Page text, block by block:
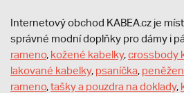
Internetový obchod KABEA.cz je
správné modní doplňky pro dámy i
rameno, kožené kabelky,crossbody
lakované kabelky, psaníčka,
rameno,tašky a pouzdra na doklady,